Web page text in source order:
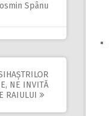
Spânu
NE INVITĂ
RAIULUI